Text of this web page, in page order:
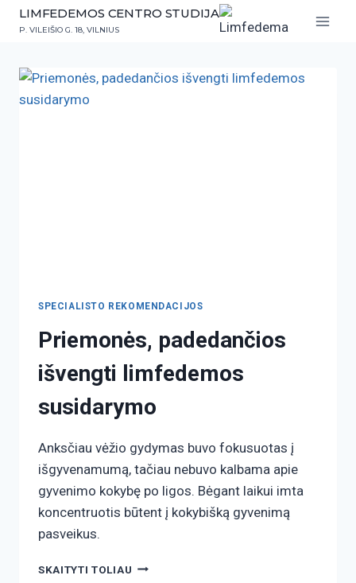
LIMFEDEMOS CENTRO STUDIJA
P. VILEIŠIO G. 18, VILNIUS
SPECIALISTO REKOMENDACIJOS
Priemonės, padedančios
išvengti limfedemos
susidarymo
Anksčiau vėžio gydymas buvo fokusuotas į
išgyvenamumą, tačiau nebuvo kalbama apie
gyvenimo kokybę po ligos. Bėgant laikui imta
koncentruotis būtent į kokybišką gyvenimą
pasveikus.
SKAITYTI TOLIAU